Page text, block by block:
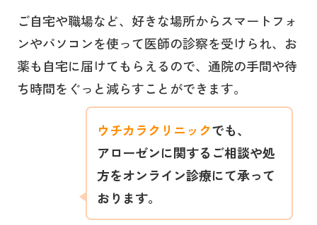
ご自宅や職場など、好きな場所からスマートフォ
ンやパソコンを使って医師の診察を受けられ、お
薬も自宅に届けてもらえるので、通院の手間や待
ち時間をぐっと減らすことができます。
ウチカラクリニックでも、
アローゼンに関するご相談や処
方をオンライン診療にて承って
おります。